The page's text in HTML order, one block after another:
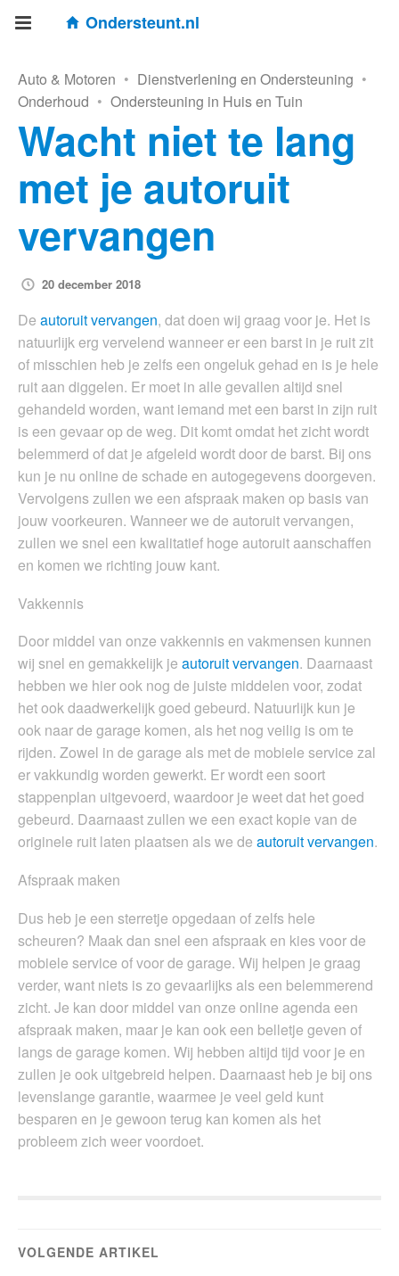
Ondersteunt.nl
Auto & Motoren • Dienstverlening en Ondersteuning •
Onderhoud • Ondersteuning in Huis en Tuin
Wacht niet te lang
met je autoruit
vervangen
20 december 2018
De autoruit vervangen, dat doen wij graag voor je. Het is
natuurlijk erg vervelend wanneer er een barst in je ruit zit
of misschien heb je zelfs een ongeluk gehad en is je hele
ruit aan diggelen. Er moet in alle gevallen altijd snel
gehandeld worden, want iemand met een barst in zijn ruit
is een gevaar op de weg. Dit komt omdat het zicht wordt
belemmerd of dat je afgeleid wordt door de barst. Bij ons
kun je nu online de schade en autogegevens doorgeven.
Vervolgens zullen we een afspraak maken op basis van
jouw voorkeuren. Wanneer we de autoruit vervangen,
zullen we snel een kwalitatief hoge autoruit aanschaffen
en komen we richting jouw kant.
Vakkennis
Door middel van onze vakkennis en vakmensen kunnen
wij snel en gemakkelijk je autoruit vervangen. Daarnaast
hebben we hier ook nog de juiste middelen voor, zodat
het ook daadwerkelijk goed gebeurd. Natuurlijk kun je
ook naar de garage komen, als het nog veilig is om te
rijden. Zowel in de garage als met de mobiele service zal
er vakkundig worden gewerkt. Er wordt een soort
stappenplan uitgevoerd, waardoor je weet dat het goed
gebeurd. Daarnaast zullen we een exact kopie van de
originele ruit laten plaatsen als we de autoruit vervangen.
Afspraak maken
Dus heb je een sterretje opgedaan of zelfs hele
scheuren? Maak dan snel een afspraak en kies voor de
mobiele service of voor de garage. Wij helpen je graag
verder, want niets is zo gevaarlijks als een belemmerend
zicht. Je kan door middel van onze online agenda een
afspraak maken, maar je kan ook een belletje geven of
langs de garage komen. Wij hebben altijd tijd voor je en
zullen je ook uitgebreid helpen. Daarnaast heb je bij ons
levenslange garantie, waarmee je veel geld kunt
besparen en je gewoon terug kan komen als het
probleem zich weer voordoet.
VOLGENDE ARTIKEL